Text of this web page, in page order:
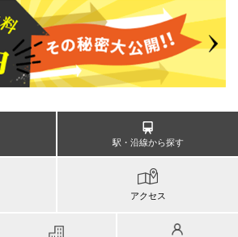
駅・沿線から探す
アクセス